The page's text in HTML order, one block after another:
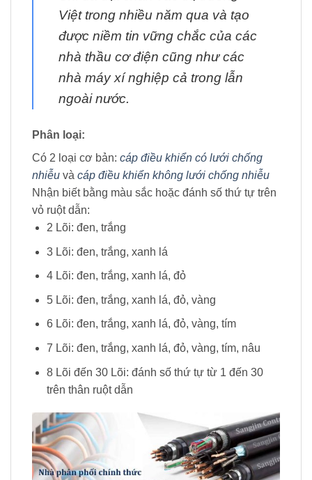
Việt trong nhiều năm qua và tạo
được niềm tin vững chắc của các
nhà thầu cơ điện cũng như các
nhà máy xí nghiệp cả trong lẫn
ngoài nước.
Phân loại:
Có 2 loại cơ bản: cáp điều khiển có lưới chống
nhiễu và cáp điều khiển không lưới chống nhiễu
Nhận biết bằng màu sắc hoặc đánh số thứ tự trên
vỏ ruột dẫn:
2 Lõi: đen, trắng
3 Lõi: đen, trắng, xanh lá
4 Lõi: đen, trắng, xanh lá, đỏ
5 Lõi: đen, trắng, xanh lá, đỏ, vàng
6 Lõi: đen, trắng, xanh lá, đỏ, vàng, tím
7 Lõi: đen, trắng, xanh lá, đỏ, vàng, tím, nâu
8 Lõi đến 30 Lõi: đánh số thứ tự từ 1 đến 30
trên thân ruột dẫn